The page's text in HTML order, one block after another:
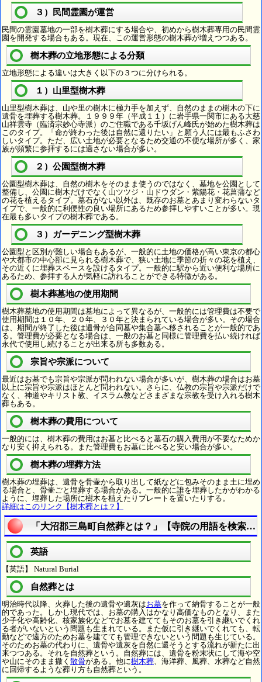
３）民間霊園が運営
民間の霊園墓地の一部を樹木葬にする場合や、初めから樹木葬専用の民間霊
園を開発する場合もある。現在、この運営形態の樹木葬が増えつつある。
樹木葬の立地形態による分類
立地形態による違いは大きく以下の３つに分けられる。
１）山里型樹木葬
山里型樹木葬は、山や里の樹木に極力手を加えず、自然のままの樹木の下に
遺骨を埋葬する樹木葬。１９９９年（平成１１）に岩手県一関市にある大慈
山祥雲寺（臨済宗妙心寺派）のご住職である千坂げん峰氏が始めた樹木葬は
このタイプ。「命が終わった後は自然に還りたい」と願う人には最もふさわ
しいタイプ。ただ、広い土地が必要となるため交通の不便な場所が多く、家
族が頻繁に参拝するには適さない場合が多い。
２）公園型樹木葬
公園型樹木葬は、自然の樹木をそのまま使うのではなく、墓地を公園として
整備し、公園に樹木だけでなく山ツツジ・山ドウダン・紫陽花・花菖蒲など
の花を植えるタイプ。墓石がない以外は、既存のお墓とあまり変わらないタ
イプで、一般的に利便性の良い場所にあるため参拝しやすいことが多い。現
在最も多いタイプの樹木葬である。
３）ガーデニング型樹木葬
公園型と区別が難しい場合もあるが、一般的に土地の価格が高い東京の都心
や大都市の中心部に見られる樹木葬で、狭い土地に季節の折々の花を植え、
その近くに埋葬スペースを設けるタイプ。一般的に駅から近い便利な場所に
あるため、参拝する人が気軽に訪れることができる特徴がある。
樹木葬墓地の使用期間
樹木葬墓地の使用期間は墓地によって異なるが、一般的には管理費は不要で
使用期間は１０年、２０年、３０年と決まられている場合が多い。その場合
は、期間が終了した後は遺骨が合同墓や集合墓へ移されることが一般的であ
る。管理費が必要となる場合は、一般のお墓と同様に管理費を払い続ければ
永代で使用し続けることが出来る所も多数ある。
宗旨や宗派について
最近はお墓でも宗旨や宗派が問われない場合が多いが、樹木葬の場合はお墓
以上に宗旨や宗派はほとんど問われない。さらに、仏教の宗旨や宗派だけで
なく、神道やキリスト教、イスラム教などさまざまな宗教を受け入れる樹木
葬もある。
樹木葬の費用について
一般的には、樹木葬の費用はお墓と比べると墓石の購入費用が不要なためか
なり安く抑えられる。また管理費もお墓に比べると安い場合が多い。
樹木葬の埋葬方法
樹木葬の埋葬は、遺骨を骨壷から取り出して紙などに包みそのまま土に埋め
る場合と、骨壷ごと埋葬する場合がある。一般的に誰を埋葬したかがわかる
ように、埋葬した場所に樹木を植えたりプレートを置いたりする。
詳細はこのリンク【樹木葬とは？】
「大沼郡三島町自然葬とは？」【寺院の用語を検索す
英語
【英語】 Natural Burial
自然葬とは
明治時代以降、火葬した後の遺骨や遺灰はお墓を作って納骨することが一般
的であった。しかし現代では、お墓の購入はかなり高価なものとなり、また
少子化や高齢化、核家族化などでお墓を建ててもそのお墓を引き継いでくれ
る者がいないという問題も生まれている。また仮に引き継いでくれても、転
勤などで遠方のためお墓を建てても管理できないという問題も生じている。
そのためお墓の代わりに、遺骨や遺灰を自然に還そうとする流れが新たに出
来つつある。それを自然葬という。自然葬には、遺骨を粉末状にして海や空
や山にそのまま撒く 散骨がある。他に樹木葬、海洋葬、風葬、水葬など自然
に回帰するような葬り方も自然葬という。